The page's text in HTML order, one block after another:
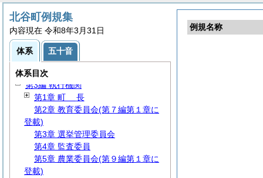
例規名称
北谷町例規集
内容現在 令和8年3月31日
体系 五十音
体系目次
第1編総規
第2編
第3編 執行機関
第1章 町 長
第2章 教育委員会(第７編第１章に
登載)
第3章 選挙管理委員会
第4章 監査委員
第5章 農業委員会(第９編第１章に
登載)